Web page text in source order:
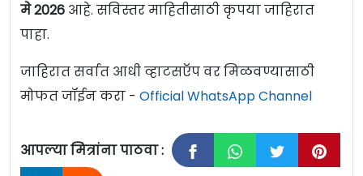
मे 2026 आहे. सविस्तर माहितीसाठी कृपया जाहिरात
पाहा.
जाहिरात सर्वात आधी व्हाटसऍप वर मिळवण्यासाठी
मोफत जॉईन करा - Official WhatsApp Channel
आपल्या मित्रांना पाठवा :